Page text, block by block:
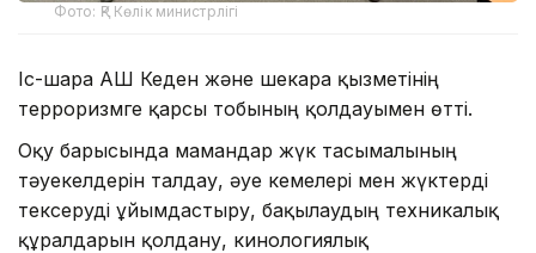
Фото: ҚР Көлік министрлігі
Іс-шара АҚШ Кеден және шекара қызметінің
терроризмге қарсы тобының қолдауымен өтті.
Оқу барысында мамандар жүк тасымалының
тәуекелдерін талдау, әуе кемелері мен жүктерді
тексеруді ұйымдастыру, бақылаудың техникалық
құралдарын қолдану, кинологиялық